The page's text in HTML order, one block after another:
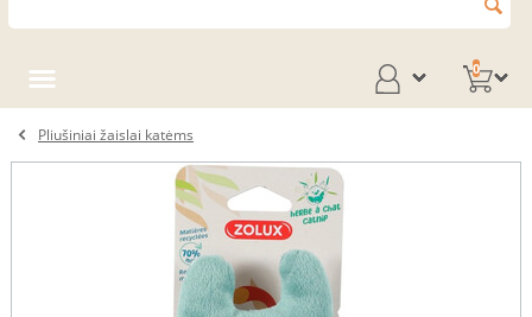
0
Pliušiniai žaislai katėms